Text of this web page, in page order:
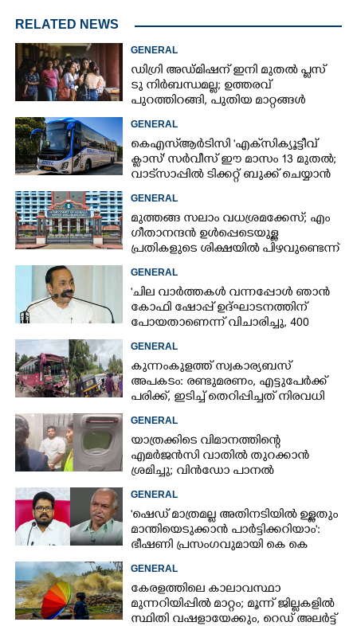
RELATED NEWS
GENERAL
ഡിഗ്രി അഡ്മിഷന് ഇനി മുതൽ പ്ലസ്
ടു നിർബന്ധമല്ല; ഉത്തരവ്
പുറത്തിറങ്ങി, പുതിയ മാറ്റങ്ങൾ
അറിയാം
GENERAL
കെഎസ്‌ആർടിസി 'എക്‌സിക്യൂട്ടീവ്
ക്ളാസ്' സർവീസ് ഈ മാസം 13 മുതൽ;
വാട്‌സാപ്പിൽ ടിക്കറ്റ് ബുക്ക് ചെയ്യാൻ
9447071021
GENERAL
മുത്തങ്ങ സലാം വധശ്രമക്കേസ്; എം
ഗീതാനന്ദൻ ഉൾപ്പെടെയുള്ള
പ്രതികളുടെ ശിക്ഷയിൽ പിഴവുണ്ടെന്ന്
ഹൈക്കോടതി
GENERAL
'ചില വാർത്തകൾ വന്നപ്പോൾ ഞാൻ
കോഫി ഷോപ്പ് ഉദ്ഘാടനത്തിന്
പോയതാണെന്ന് വിചാരിച്ചു, 400
കോടിയുടെ പ്രോജക്ടാണ് അത്'
GENERAL
കുന്നംകുളത്ത് സ്വകാര്യബസ്
അപകടം: രണ്ടുമരണം, എട്ടുപേർക്ക്
പരിക്ക്, ഇടിച്ച് തെറിപ്പിച്ചത് നിരവധി
വാഹനങ്ങളെ
GENERAL
യാത്രക്കിടെ വിമാനത്തിന്റെ
എമർജൻസി വാതിൽ തുറക്കാൻ
ശ്രമിച്ചു; വിൻഡോ പാനൽ
അടിച്ചുതകർത്തു,
നെടുമ്പാശേരിയിൽ മലയാളി
അറസ്റ്റിൽ
GENERAL
'ഷെഡ് മാത്രമല്ല അതിനടിയിൽ ഉള്ളതും
മാന്തിയെടുക്കാൻ പാർട്ടിക്കറിയാം':
ഭീഷണി പ്രസംഗവുമായി കെ കെ
രാഗേഷ്
GENERAL
കേരളത്തിലെ കാലാവസ്ഥാ
മുന്നറിയിപ്പിൽ മാറ്റം; മൂന്ന് ജില്ലകളിൽ
സ്ഥിതി വഷളായേക്കും, റെഡ് അലർട്ട്